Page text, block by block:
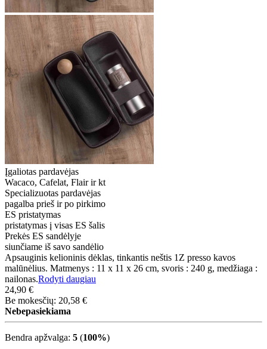
Įgaliotas pardavėjas
Wacaco, Cafelat, Flair ir kt
Specializuotas pardavėjas
pagalba prieš ir po pirkimo
ES pristatymas
pristatymas į visas ES šalis
Prekės ES sandėlyje
siunčiame iš savo sandėlio
Apsauginis kelioninis dėklas, tinkantis neštis 1Z presso kavos
malūnėlius. Matmenys : 11 x 11 x 26 cm, svoris : 240 g, medžiaga :
nailonas.Rodyti daugiau
24,90 €
Be mokesčių: 20,58 €
Nebepasiekiama
Bendra apžvalga: 5 (100%)